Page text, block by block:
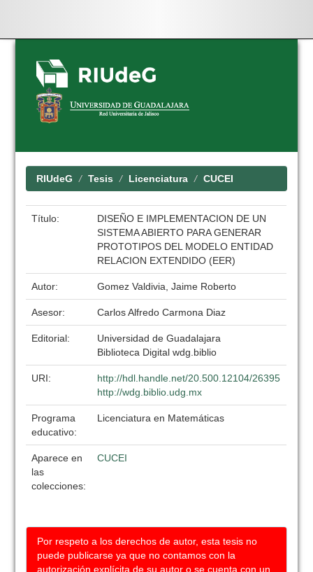
Skip
navigation
RIUdeG Tesis Licenciatura CUCEI
Título:
DISEÑO E IMPLEMENTACION DE UN
SISTEMA ABIERTO PARA GENERAR
PROTOTIPOS DEL MODELO ENTIDAD
RELACION EXTENDIDO (EER)
Autor: Gomez Valdivia, Jaime Roberto
Asesor: Carlos Alfredo Carmona Diaz
Editorial:
Universidad de Guadalajara
Biblioteca Digital wdg.biblio
URI:
http://hdl.handle.net/20.500.12104/26395
http://wdg.biblio.udg.mx
Programa
educativo:
Licenciatura en Matemáticas
Aparece en
las
colecciones:
CUCEI
Por respeto a los derechos de autor, esta tesis no
puede publicarse ya que no contamos con la
autorización explícita de su autor o se cuenta con un